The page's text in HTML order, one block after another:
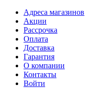
Адреса магазинов
Акции
Рассрочка
Оплата
Доставка
Гарантия
О компании
Контакты
Войти